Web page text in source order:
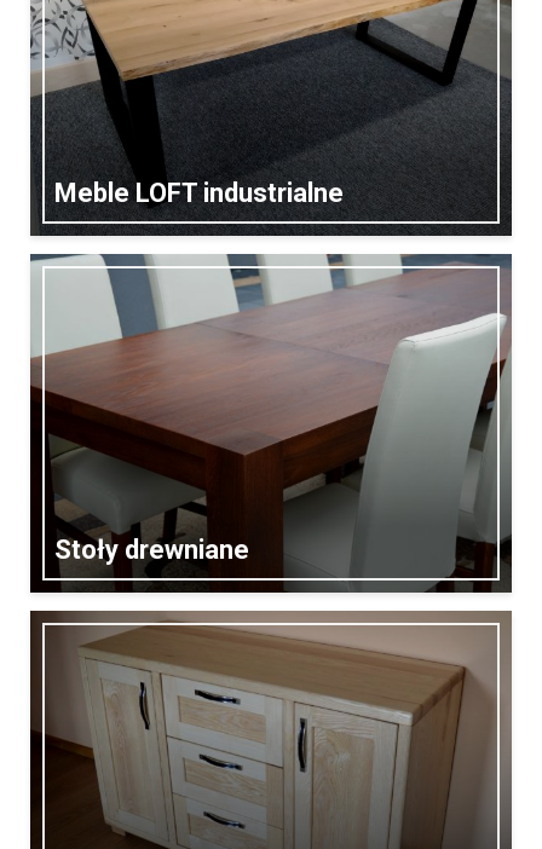
Meble LOFT industrialne
Stoły drewniane